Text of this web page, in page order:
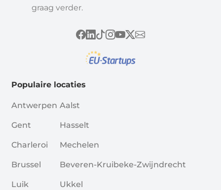
graag verder.
Populaire locaties
Antwerpen
Gent
Charleroi
Brussel
Luik
Aalst
Hasselt
Mechelen
Beveren-Kruibeke-Zwijndrecht
Ukkel